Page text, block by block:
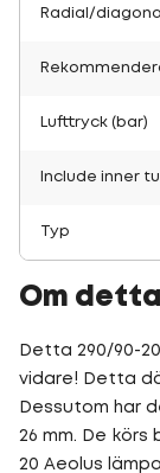
Radial/diagonal
Lufttryck (bar)
Include inner
Typ
Om
Detta 290/90-
vidare! Detta
Dessutom har
26 mm. De
20 Aeolus